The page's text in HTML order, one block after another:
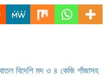
বিদেশি মদ ও ৪ কেজি গাঁজাসহ